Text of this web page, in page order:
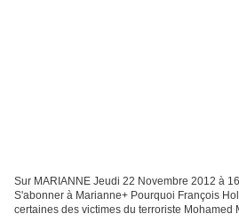
Sur MARIANNE Jeudi 22 Novembre 2012 à
S'abonner à Marianne+ Pourquoi François
certaines des victimes du terroriste Mohamed